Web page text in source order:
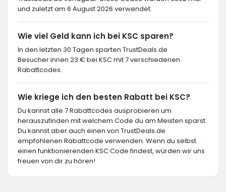
und zuletzt am 6 August 2026 verwendet.
Wie viel Geld kann ich bei KSC sparen?
In den letzten 30 Tagen sparten TrustDeals.de
Besucher:innen 23 € bei KSC mit 7 verschiedenen
Rabattcodes.
Wie kriege ich den besten Rabatt bei KSC?
Du kannst alle 7 Rabattcodes ausprobieren um
herauszufinden mit welchem Code du am Meisten sparst.
Du kannst aber auch einen von TrustDeals.de
empfohlenen Rabattcode verwenden. Wenn du selbst
einen funktionierenden KSC Code findest, würden wir uns
freuen von dir zu hören!